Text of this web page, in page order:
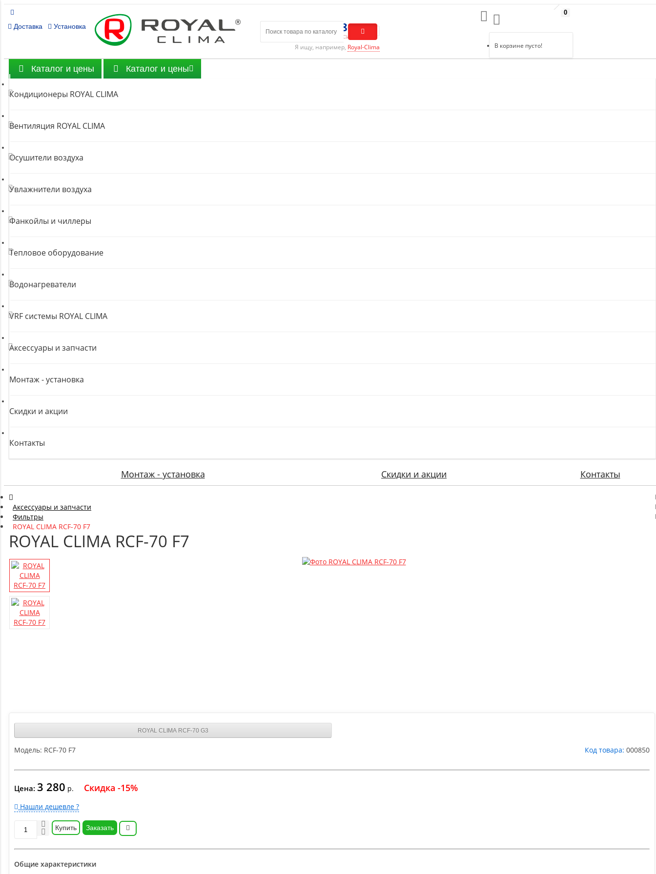
Доставка Установка 8 (800) 301-01-86
Бесплатный звонок по России
Я ищу, например, Royal-Clima
0
В корзине пусто!
Каталог и цены Каталог и цены
Кондиционеры ROYAL CLIMA
Вентиляция ROYAL CLIMA
Осушители воздуха
Увлажнители воздуха
Фанкойлы и чиллеры
Тепловое оборудование
Водонагреватели
VRF системы ROYAL CLIMA
Аксессуары и запчасти
Монтаж - установка
Скидки и акции
Контакты
Монтаж - установка Скидки и акции Контакты
Аксессуары и запчасти
Фильтры
ROYAL CLIMA RCF-70 F7
ROYAL CLIMA RCF-70 F7
ROYAL CLIMA RCF-70 G3
Модель: RCF-70 F7 Код товара: 000850
Цена: 3 280 р. Скидка -15%
Нашли дешевле ?
Купить Заказать
Общие характеристики